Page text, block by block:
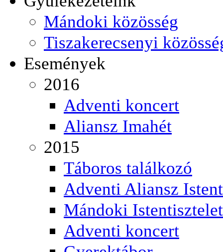
Mándoki közösség
Tiszakerecsenyi
Események
2016
Adventi koncert
Aliansz Imahét
2015
Táboros találkozó
Adventi Aliansz
Mándoki Istentisztelet
Adventi koncert